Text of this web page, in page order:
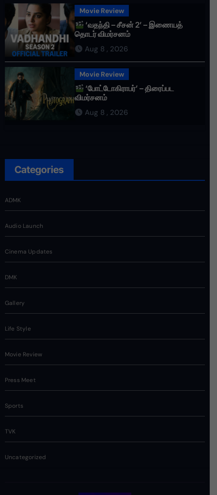
Movie Review
‘வதந்தி – சீசன் 2’ – இணையத்
தொடர் விமர்சனம்
Aug 8 , 2026
Movie Review
‘போட்டோகிராபர்’ – திரைப்பட
விமர்சனம்
Aug 8 , 2026
Categories
ADMK
Audio Launch
Cinema Updates
DMK
Gallery
Life Style
Movie Review
Press Meet
Sports
TVK
Uncategorized